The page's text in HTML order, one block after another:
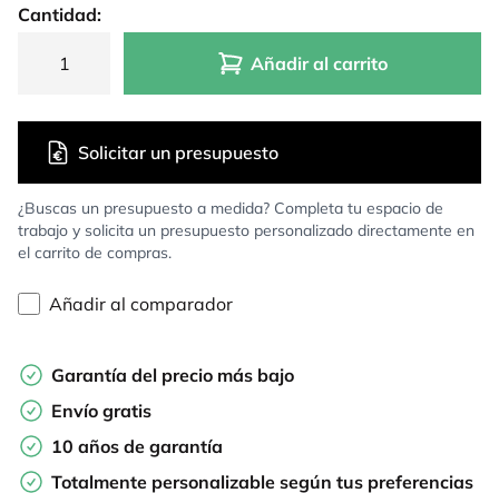
Cantidad:
Añadir al carrito
¿Buscas un presupuesto a medida? Completa tu espacio de
trabajo y solicita un presupuesto personalizado directamente en
el carrito de compras.
Solicitar un presupuesto
Añadir al comparador
Garantía del precio más bajo
Envío gratis
10 años de garantía
Totalmente personalizable según tus preferencias